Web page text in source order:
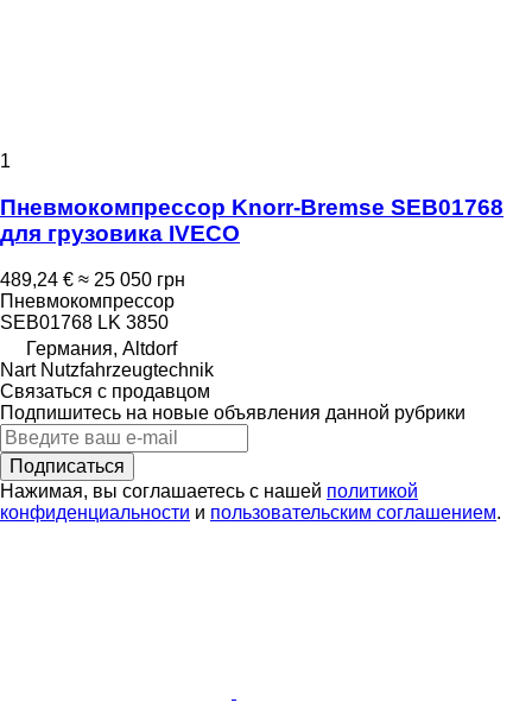
1
Пневмокомпрессор Knorr-Bremse SEB01768
для грузовика IVECO
489,24 € ≈ 25 050 грн
Пневмокомпрессор
SEB01768 LK 3850
Германия, Altdorf
Nart Nutzfahrzeugtechnik
Связаться с продавцом
Подпишитесь на новые объявления данной рубрики
Подписаться
Нажимая, вы соглашаетесь с нашей политикой
конфиденциальности и пользовательским соглашением.